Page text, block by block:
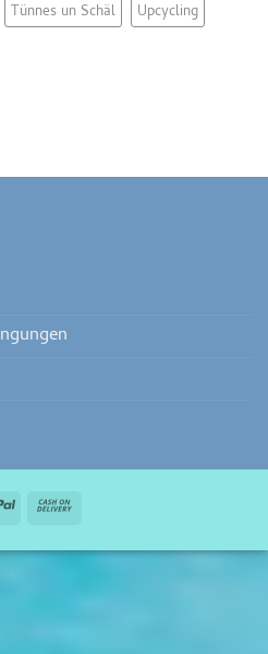
Tünnes un Schäl
Upcycling
PayPal
Delivery